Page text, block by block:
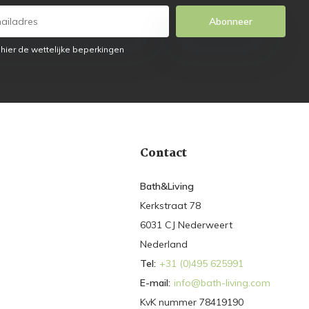
Abonneer
de wettelijke beperkingen
Contact
Bath&Living
Kerkstraat 78
6031 CJ Nederweert
Nederland
Tel: +31 (0)495 625991
E-mail: info@bath-living.com
KvK nummer 78419190